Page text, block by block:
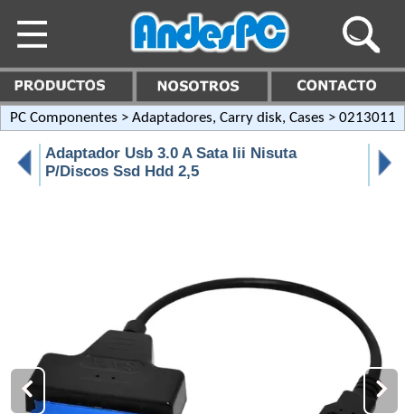
PC Componentes > Adaptadores, Carry disk, Cases > 0213011
Adaptador Usb 3.0 A Sata Iii Nisuta
P/Discos Ssd Hdd 2,5